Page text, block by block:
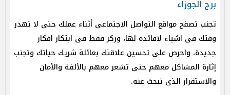
برج الجوزاء
تجنب تصفح مواقع التواصل الاجتماعى أثناء عملك حتى لا تهدر
وقتك فى اشياء لافائدة لها، وركز فقط فى ابتكار افكار
جديدة، واحرص على تحسين علاقتك بعائلة شريك حياتك وتجنب
إثارة المشاكل معهم حتى تشعر معهم بالألفة والأمان
والاستقرار الذى تبحث عنه.